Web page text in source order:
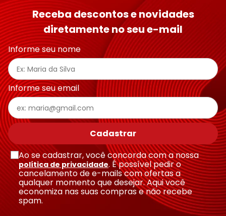
Receba descontos e novidades
diretamente no seu e-mail
Informe seu nome
Informe seu email
Cadastrar
Ao se cadastrar, você concorda com a nossa
política de privacidade. É possível pedir o
cancelamento de e-mails com ofertas a
qualquer momento que desejar. Aqui você
economiza nas suas compras e não recebe
spam.